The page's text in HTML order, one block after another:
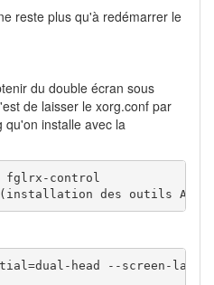
reste plus qu'à redémarrer le
du double écran sous
de laisser le xorg.conf par
qu'on installe avec la
fglrx-control
des outils ATI)
head --screen-